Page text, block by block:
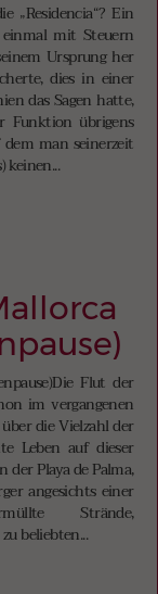
„Residencia“? Ein
mit Steuern
Ursprung her
dies in einer
das Sagen hatte,
Funktion übrigens
man seinerzeit
keinen...
Flut der
im vergangenen
die Vielzahl der
Leben auf dieser
Playa de Palma,
angesichts einer
Strände,
beliebten...